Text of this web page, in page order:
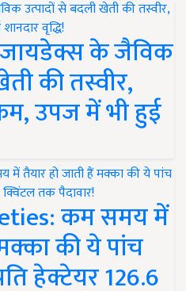
जायडेक्स के जैविक
की तस्वीर,
उपज में भी हुई
कम समय में
की ये पांच
हेक्टेयर 126.6